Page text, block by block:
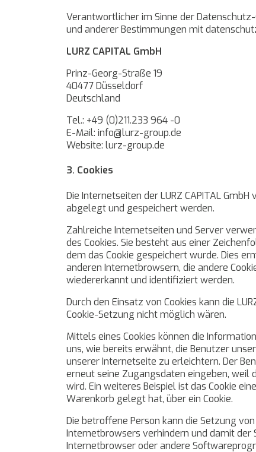
Verantwortlicher im Sinne der
und anderer Bestimmungen mit
LURZ CAPITAL GmbH
Prinz-Georg-Straße 19
40477 Düsseldorf
Deutschland
Tel.: +49 (0)211.233 964 -0
E-Mail: info@lurz-group.de
Website: lurz-group.de
3. Cookies
Die Internetseiten der LURZ CAPITAL
abgelegt und gespeichert werden.
Zahlreiche Internetseiten und Server
des Cookies. Sie besteht aus einer
dem das Cookie gespeichert wurde. Dies
anderen Internetbrowsern, die andere
wiedererkannt und identifiziert werden.
Durch den Einsatz von Cookies kann die
Cookie-Setzung nicht möglich wären.
Mittels eines Cookies können die
uns, wie bereits erwähnt, die Benutzer
unserer Internetseite zu erleichtern. Der
erneut seine Zugangsdaten eingeben,
wird. Ein weiteres Beispiel ist das Cookie
Warenkorb gelegt hat, über ein Cookie.
Die betroffene Person kann die Setzung
Internetbrowsers verhindern und damit der
Internetbrowser oder andere